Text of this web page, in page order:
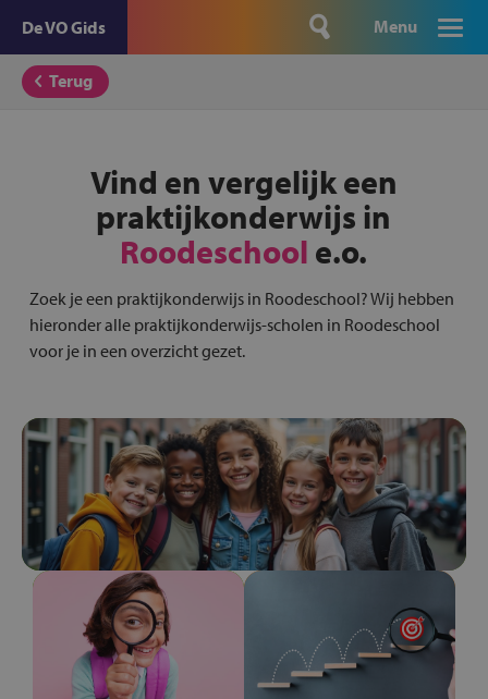
De VO Gids Menu
Terug
Vind en vergelijk een
praktijkonderwijs in
Roodeschool e.o.
Zoek je een praktijkonderwijs in Roodeschool? Wij hebben
hieronder alle praktijkonderwijs-scholen in Roodeschool
voor je in een overzicht gezet.